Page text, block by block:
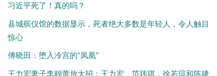
习近平死了！真的吗？
县城殡仪馆的数据显示，死者绝大多数是年轻人，令人触目
惊心
傅晓田：堕入冷宫的“凤凰”
王力宏妻子李靓蕾放大招：王力宏，范玮琪，徐若瑄和陈建